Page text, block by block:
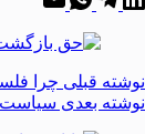
نوشته قبلی چرا
نوشته بعدی سیاست